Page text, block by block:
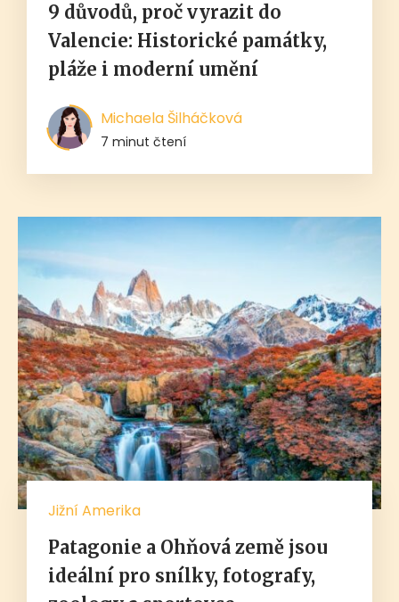
9 důvodů, proč vyrazit do
Valencie: Historické památky,
pláže i moderní umění
Michaela Šilháčková
7 minut čtení
Jižní Amerika
Patagonie a Ohňová země jsou
ideální pro snílky, fotografy,